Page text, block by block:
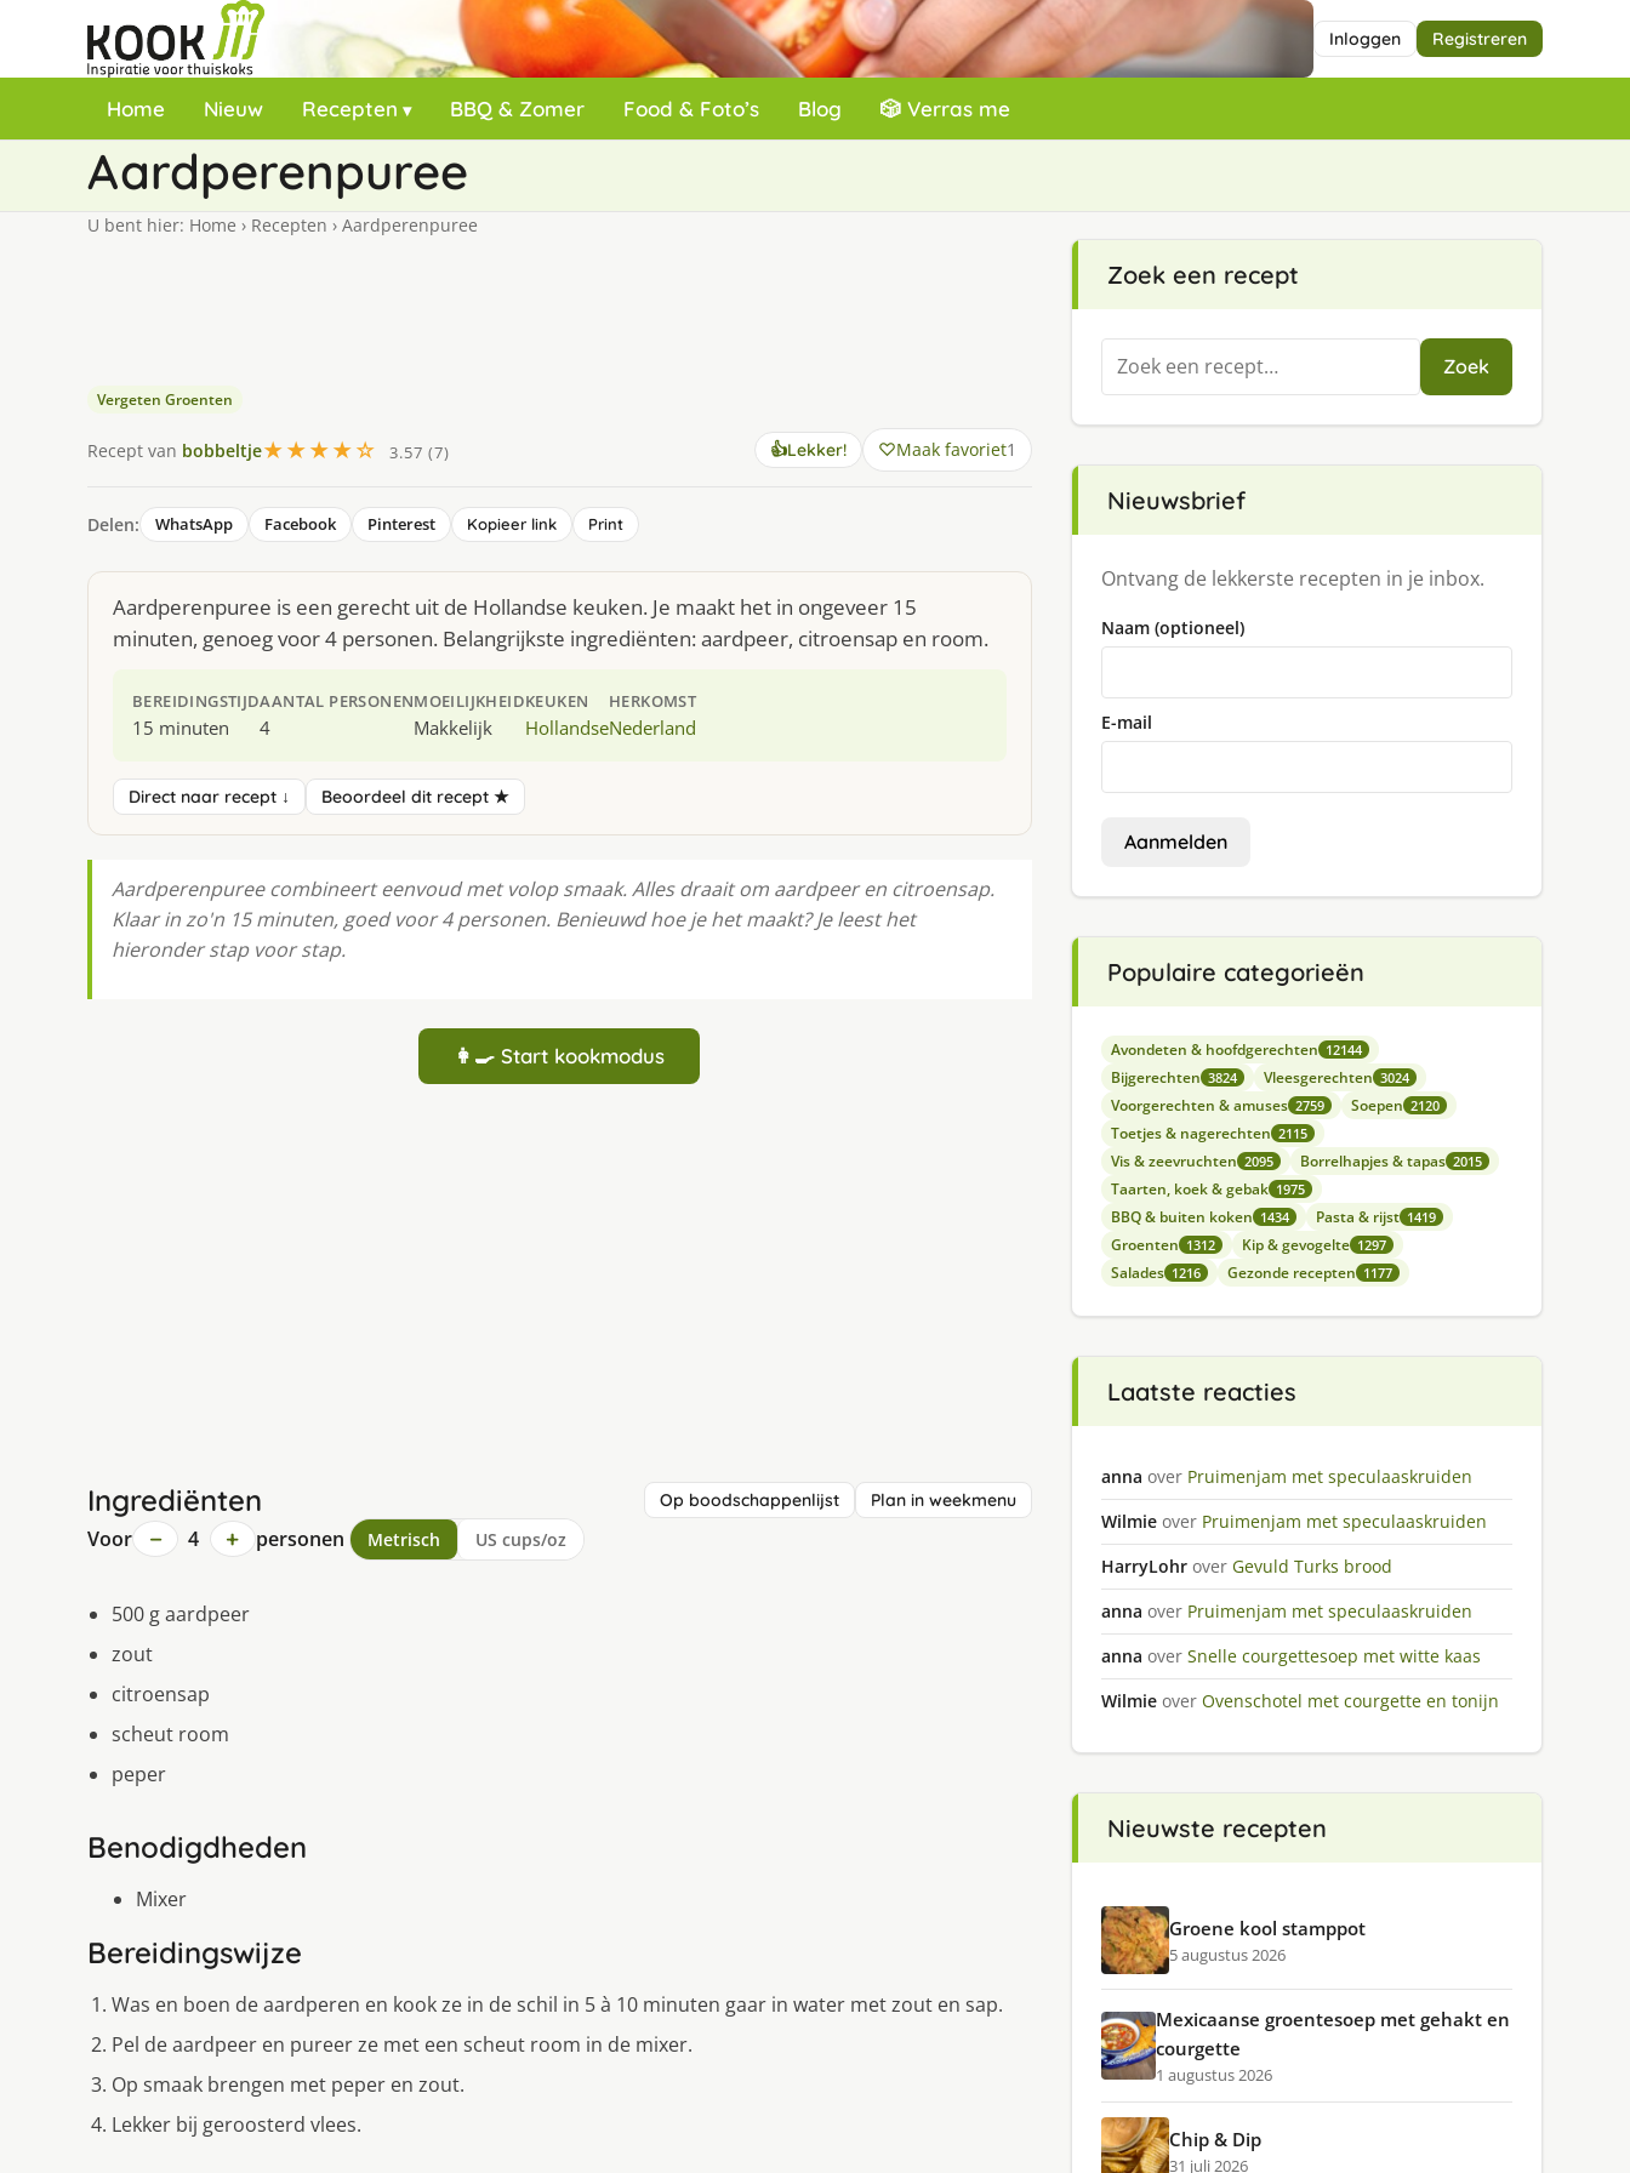
Inloggen Registreren
Home Nieuw Recepten BBQ & Zomer Food & Foto’s Blog 🎲 Verras me
Aardperenpuree
U bent hier: Home › Recepten › Aardperenpuree
Vergeten Groenten
Recept van bobbeltje★★★★☆ 3.57 (7) 👍Lekker! Maak favoriet1
Delen: WhatsApp Facebook Pinterest Kopieer link Print
Aardperenpuree is een gerecht uit de Hollandse keuken. Je maakt het in ongeveer 15
minuten, genoeg voor 4 personen. Belangrijkste ingrediënten: aardpeer, citroensap en room.
BEREIDINGSTIJD
15 minuten
AANTAL PERSONEN
4
MOEILIJKHEID
Makkelijk
KEUKEN
Hollandse
HERKOMST
Nederland
Direct naar recept ↓ Beoordeel dit recept ★
Aardperenpuree combineert eenvoud met volop smaak. Alles draait om aardpeer en citroensap.
Klaar in zo'n 15 minuten, goed voor 4 personen. Benieuwd hoe je het maakt? Je leest het
hieronder stap voor stap.
👩‍🍳 Start kookmodus
Ingrediënten Op boodschappenlijst Plan in weekmenu
Voor − 4 + personen Metrisch US cups/oz
500 g aardpeer
zout
citroensap
scheut room
peper
Benodigdheden
Mixer
Bereidingswijze
Was en boen de aardperen en kook ze in de schil in 5 à 10 minuten gaar in water met zout en sap.
Pel de aardpeer en pureer ze met een scheut room in de mixer.
Op smaak brengen met peper en zout.
Lekker bij geroosterd vlees.
Zoek een recept
Zoeken
naar:
Zoek
Nieuwsbrief
Ontvang de lekkerste recepten in je inbox.
Naam (optioneel)
E-mail
Aanmelden
Populaire categorieën
Avondeten & hoofdgerechten 12144
Bijgerechten 3824 Vleesgerechten 3024
Voorgerechten & amuses 2759 Soepen 2120
Toetjes & nagerechten 2115
Vis & zeevruchten 2095 Borrelhapjes & tapas 2015
Taarten, koek & gebak 1975
BBQ & buiten koken 1434 Pasta & rijst 1419
Groenten 1312 Kip & gevogelte 1297
Salades 1216 Gezonde recepten 1177
Laatste reacties
anna over Pruimenjam met speculaaskruiden
Wilmie over Pruimenjam met speculaaskruiden
HarryLohr over Gevuld Turks brood
anna over Pruimenjam met speculaaskruiden
anna over Snelle courgettesoep met witte kaas
Wilmie over Ovenschotel met courgette en tonijn
Nieuwste recepten
Groene kool stamppot
5 augustus 2026
Mexicaanse groentesoep met gehakt en
courgette
1 augustus 2026
Chip & Dip
31 juli 2026